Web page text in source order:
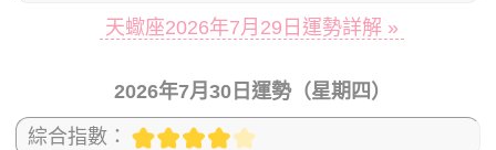
天蠍座2026年7月29日運勢詳解 »
2026年7月30日運勢（星期四）
綜合指數：